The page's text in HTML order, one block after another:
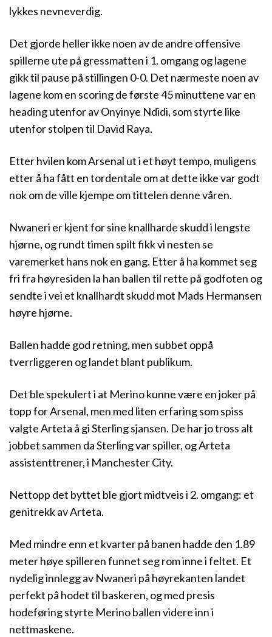
lykkes nevneverdig.
Det gjorde heller ikke noen av de andre offensive
spillerne ute på gressmatten i 1. omgang og lagene
gikk til pause på stillingen 0-0. Det nærmeste noen av
lagene kom en scoring de første 45 minuttene var en
heading utenfor av Onyinye Ndidi, som styrte like
utenfor stolpen til David Raya.
Etter hvilen kom Arsenal ut i et høyt tempo, muligens
etter å ha fått en tordentale om at dette ikke var godt
nok om de ville kjempe om tittelen denne våren.
Nwaneri er kjent for sine knallharde skudd i lengste
hjørne, og rundt timen spilt fikk vi nesten se
varemerket hans nok en gang. Etter å ha kommet seg
fri fra høyresiden la han ballen til rette på godfoten og
sendte i vei et knallhardt skudd mot Mads Hermansen
høyre hjørne.
Ballen hadde god retning, men subbet oppå
tverrliggeren og landet blant publikum.
Det ble spekulert i at Merino kunne være en joker på
topp for Arsenal, men med liten erfaring som spiss
valgte Arteta å gi Sterling sjansen. De har jo tross alt
jobbet sammen da Sterling var spiller, og Arteta
assistenttrener, i Manchester City.
Nettopp det byttet ble gjort midtveis i 2. omgang: et
genitrekk av Arteta.
Med mindre enn et kvarter på banen hadde den 1.89
meter høye spilleren funnet seg rom inne i feltet. Et
nydelig innlegg av Nwaneri på høyrekanten landet
perfekt på hodet til baskeren, og med presis
hodeføring styrte Merino ballen videre inn i
nettmaskene.